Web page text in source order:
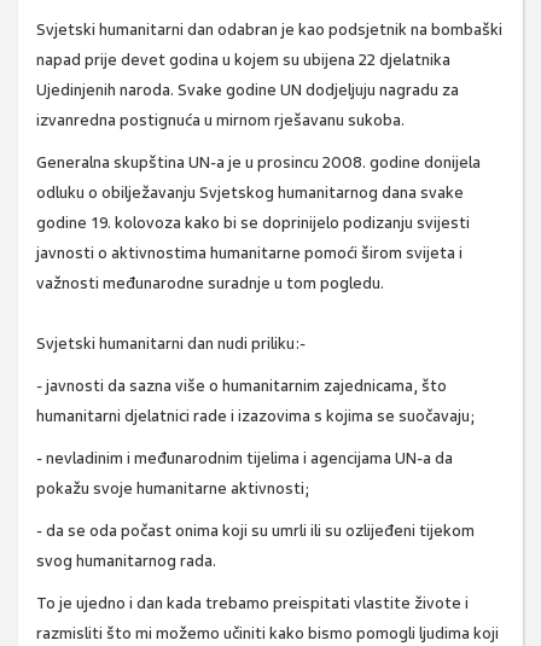
Svjetski humanitarni dan odabran je kao podsjetnik na bombaški
napad prije devet godina u kojem su ubijena 22 djelatnika
Ujedinjenih naroda. Svake godine UN dodjeljuju nagradu za
izvanredna postignuća u mirnom rješavanu sukoba.
Generalna skupština UN-a je u prosincu 2008. godine donijela
odluku o obilježavanju Svjetskog humanitarnog dana svake
godine 19. kolovoza kako bi se doprinijelo podizanju svijesti
javnosti o aktivnostima humanitarne pomoći širom svijeta i
važnosti međunarodne suradnje u tom pogledu.
Svjetski humanitarni dan nudi priliku:-
- javnosti da sazna više o humanitarnim zajednicama, što
humanitarni djelatnici rade i izazovima s kojima se suočavaju;
- nevladinim i međunarodnim tijelima i agencijama UN-a da
pokažu svoje humanitarne aktivnosti;
- da se oda počast onima koji su umrli ili su ozlijeđeni tijekom
svog humanitarnog rada.
To je ujedno i dan kada trebamo preispitati vlastite živote i
razmisliti što mi možemo učiniti kako bismo pomogli ljudima koji